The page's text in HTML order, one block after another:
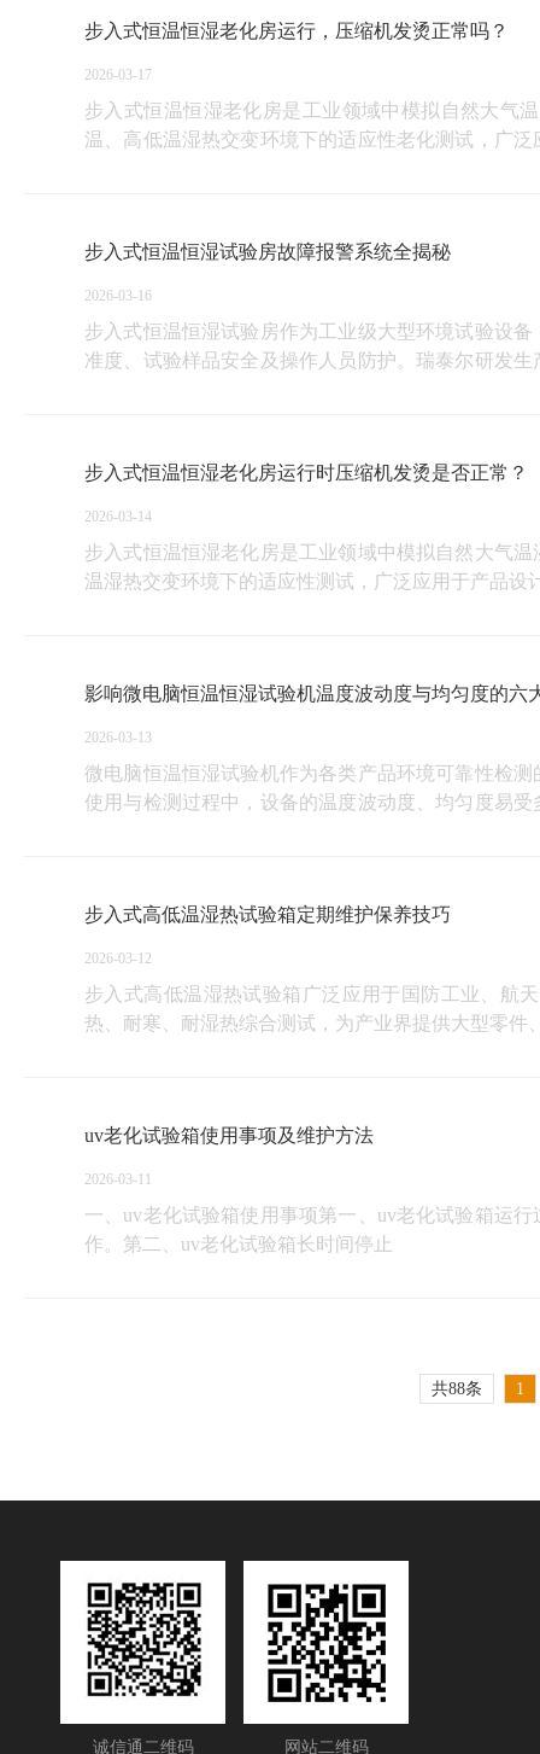
步入式恒温恒湿老化房运行，压缩机发烫正常吗？
2026-03-17
步入式恒温恒湿老化房是工业领域中模拟自然大气
温、高低温湿热交变环境下的适应性老化测试，广
步入式恒温恒湿试验房故障报警系统全揭秘
2026-03-16
步入式恒温恒湿试验房作为工业级大型环境试验设
准度、试验样品安全及操作人员防护。瑞泰尔研发
步入式恒温恒湿老化房运行时压缩机发烫是否正常？
2026-03-14
步入式恒温恒湿老化房是工业领域中模拟自然大气
温湿热交变环境下的适应性测试，广泛应用于产品
影响微电脑恒温恒湿试验机温度波动度与均匀度的六
2026-03-13
微电脑恒温恒湿试验机作为各类产品环境可靠性检
使用与检测过程中，设备的温度波动度、均匀度易
步入式高低温湿热试验箱定期维护保养技巧
2026-03-12
步入式高低温湿热试验箱广泛应用于国防工业、航
热、耐寒、耐湿热综合测试，为产业界提供大型零
uv老化试验箱使用事项及维护方法
2026-03-11
一、uv老化试验箱使用事项第一、uv老化试验箱运
作。第二、uv老化试验箱长时间停止
共88条 1
诚信通二维码 网站二维码